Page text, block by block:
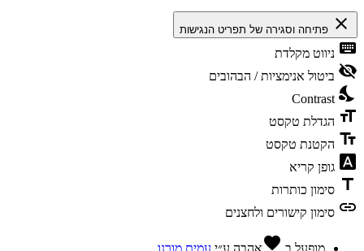
close פתיחה וסגירה של תפריט הנגישות
keyboard ניווט מקלדת
visibility_off ביטול אנימציות / הבהובים
nights_stay
Contrast
format_size הגדלת טקסט
text_fields הקטנת טקסט
font_download גופן קריא
title סימון כותרות
link סימון קישורים ולחצנים
מופעל ב favoriteאהבה ע״י עמית מורנו